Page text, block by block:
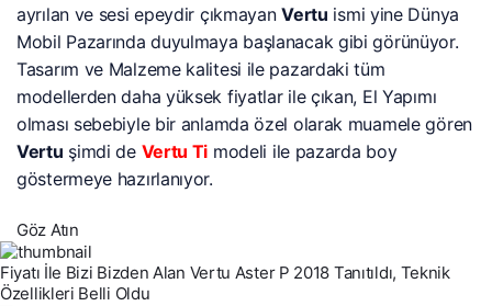
ayrılan ve sesi epeydir çıkmayanVertu ismi yine Dünya
Mobil Pazarında duyulmaya başlanacak gibi görünüyor.
Tasarım ve Malzeme kalitesi ile pazardaki tüm
modellerden daha yüksek fiyatlar ile çıkan, El Yapımı
olması sebebiyle bir anlamda özel olarak muamele gören
Vertu şimdi de Vertu Ti modeli ile pazarda boy
göstermeye hazırlanıyor.
Göz Atın
Fiyatı İle Bizi Bizden Alan Vertu Aster P 2018 Tanıtıldı, Teknik
Özellikleri Belli Oldu